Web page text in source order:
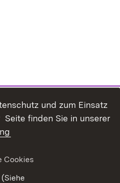
Kontakt
Barrierefreiheit
und zum Einsatz
finden Sie in unserer
Cookies